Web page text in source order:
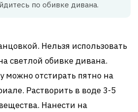
по обивке дивана.
Нельзя использовать
светлой обивке дивана.
можно отстирать пятно на
Растворить в воде 3-5
Нанести на